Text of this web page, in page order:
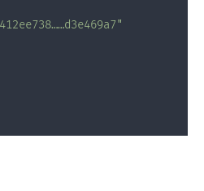
"412ee738……d3e469a7"